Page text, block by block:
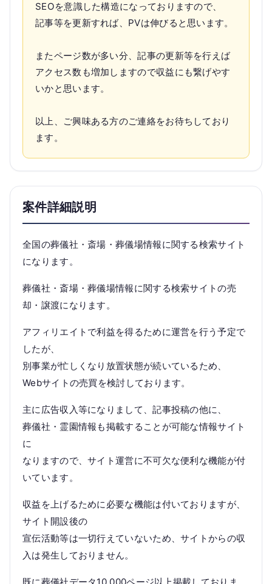
SEOを意識した構造になっておりますので、
記事等を更新すれば、PVは伸びると思います。
またページ数が多い分、記事の更新等を行えば
アクセス数も増加しますので収益にも繋げやす
いかと思います。
以上、ご興味ある方のご連絡をお待ちしており
ます。
案件詳細説明
全国の葬儀社・斎場・葬儀場情報に関する検索サイト
になります。
葬儀社・斎場・葬儀場情報に関する検索サイトの売
却・譲渡になります。
アフィリエイトで利益を得るために運営を行う予定で
したが、
別事業が忙しくなり放置状態が続いているため、
Webサイトの売買を検討しております。
主に広告収入等になりまして、記事投稿の他に、
葬儀社・霊園情報も掲載することが可能な情報サイト
に
なりますので、サイト運営に不可欠な便利な機能が付
いています。
収益を上げるために必要な機能は付いておりますが、
サイト開設後の
宣伝活動等は一切行えていないため、サイトからの収
入は発生しておりません。